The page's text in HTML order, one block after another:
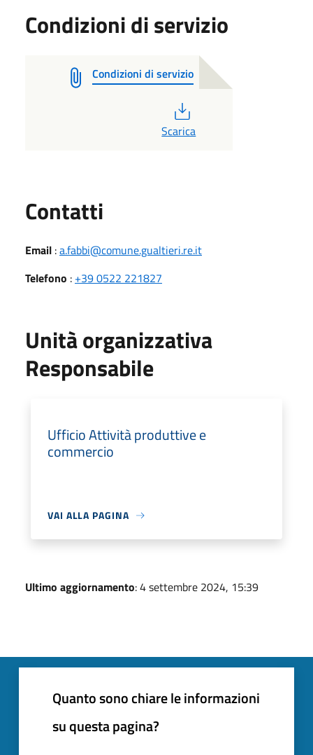
Condizioni di servizio
Condizioni di servizio
Scarica
Contatti
Email :a.fabbi@comune.gualtieri.re.it
Telefono : +39 0522 221827
Unità organizzativa
Responsabile
Ufficio Attività produttive e
commercio
VAI ALLA PAGINA
Ultimo aggiornamento: 4 settembre 2024, 15:39
Quanto sono chiare le informazioni
su questa pagina?